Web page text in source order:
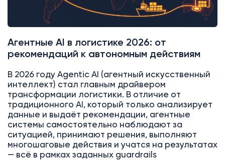
Агентные AI в логистике 2026: от
рекомендаций к автономным действиям
В 2026 году Agentic AI (агентный искусственный
интеллект) стал главным драйвером
трансформации логистики. В отличие от
традиционного AI, который только анализирует
данные и выдаёт рекомендации, агентные
системы самостоятельно наблюдают за
ситуацией, принимают решения, выполняют
многошаговые действия и учатся на результатах
— всё в рамках заданных guardrails